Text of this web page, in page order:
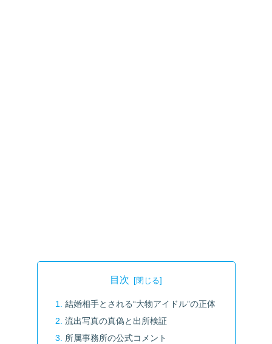
目次
結婚相手とされる“大物アイドル”の正体
流出写真の真偽と出所検証
所属事務所の公式コメント